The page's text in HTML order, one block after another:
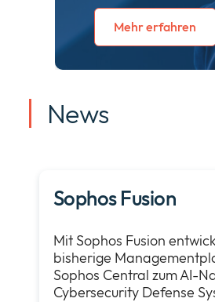
Mehr erfahren
News
Sophos Fusion
Mit Sophos Fusion
bisherige
Sophos Central zum AI-
Cybersecurity Defense